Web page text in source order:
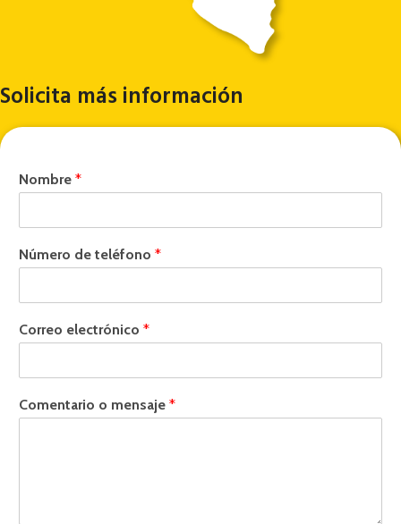
Solicita más información
Nombre *
Número de teléfono *
Correo electrónico *
Comentario o mensaje *